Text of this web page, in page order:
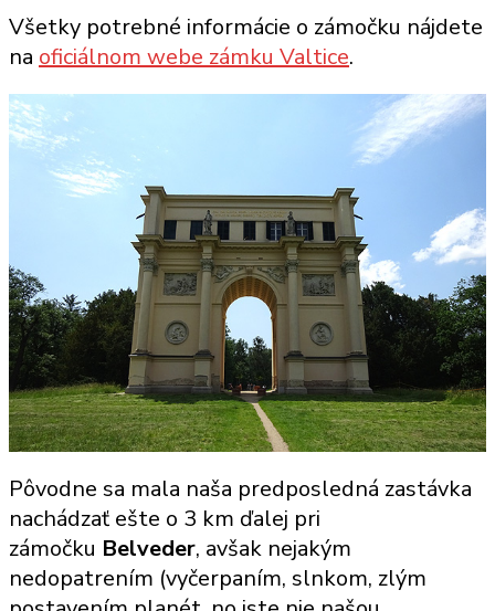
Všetky potrebné informácie o zámočku nájdete
na oficiálnom webe zámku Valtice.
Pôvodne sa mala naša predposledná zastávka
nachádzať ešte o 3 km ďalej pri
zámočku Belveder, avšak nejakým
nedopatrením (vyčerpaním, slnkom, zlým